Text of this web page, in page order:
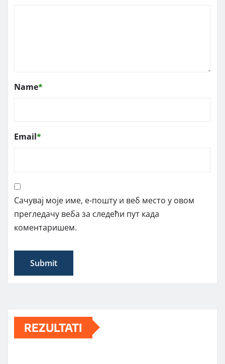
Name*
Email*
Сачувај моје име, е-пошту и веб место у овом
прегледачу веба за следећи пут када
коментаришем.
REZULTATI